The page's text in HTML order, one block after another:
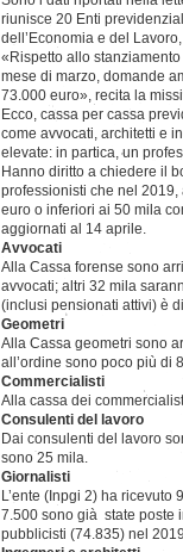
riunisce 20 Enti
dell’Economia e del
«Rispetto allo
mese di marzo, domande
73.000 euro», recita la
Ecco, cassa per cassa
come avvocati, architetti e
elevate: in partica, un
Hanno diritto a chiedere il
professionisti che nel
euro o inferiori ai 50 mila
aggiornati al 14 aprile.
Avvocati
Alla Cassa forense sono
avvocati; altri 32 mila
(inclusi pensionati attivi) è
Geometri
Alla Cassa geometri sono
all’ordine sono poco più di
Commercialisti
Alla cassa dei
Consulenti del lavoro
Dai consulenti del lavoro
sono 25 mila.
Giornalisti
L’ente (Inpgi 2) ha
7.500 sono già state poste
pubblicisti (74.835) nel